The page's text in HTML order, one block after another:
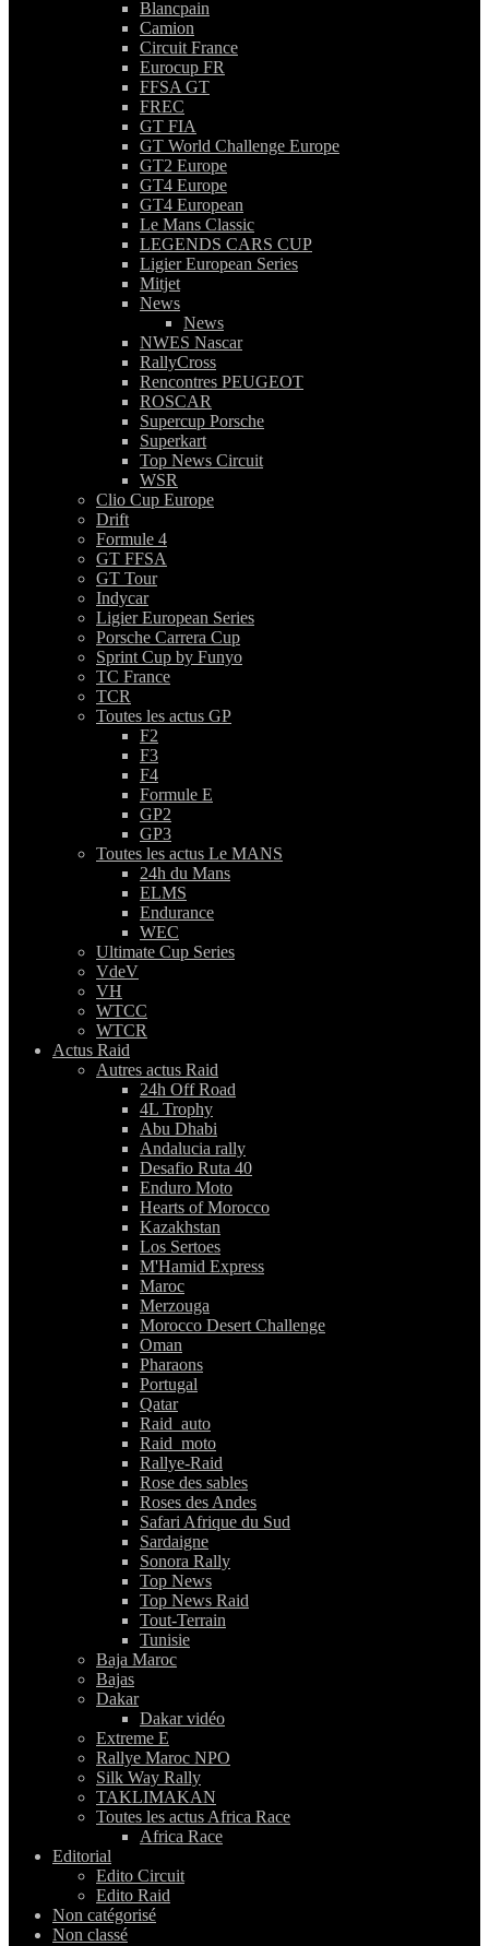
Blancpain
Camion
Circuit France
Eurocup FR
FFSA GT
FREC
GT FIA
GT World Challenge Europe
GT2 Europe
GT4 Europe
GT4 European
Le Mans Classic
LEGENDS CARS CUP
Ligier European Series
Mitjet
News
News
NWES Nascar
RallyCross
Rencontres PEUGEOT
ROSCAR
Supercup Porsche
Superkart
Top News Circuit
WSR
Clio Cup Europe
Drift
Formule 4
GT FFSA
GT Tour
Indycar
Ligier European Series
Porsche Carrera Cup
Sprint Cup by Funyo
TC France
TCR
Toutes les actus GP
F2
F3
F4
Formule E
GP2
GP3
Toutes les actus Le MANS
24h du Mans
ELMS
Endurance
WEC
Ultimate Cup Series
VdeV
VH
WTCC
WTCR
Actus Raid
Autres actus Raid
24h Off Road
4L Trophy
Abu Dhabi
Andalucia rally
Desafio Ruta 40
Enduro Moto
Hearts of Morocco
Kazakhstan
Los Sertoes
M'Hamid Express
Maroc
Merzouga
Morocco Desert Challenge
Oman
Pharaons
Portugal
Qatar
Raid_auto
Raid_moto
Rallye-Raid
Rose des sables
Roses des Andes
Safari Afrique du Sud
Sardaigne
Sonora Rally
Top News
Top News Raid
Tout-Terrain
Tunisie
Baja Maroc
Bajas
Dakar
Dakar vidéo
Extreme E
Rallye Maroc NPO
Silk Way Rally
TAKLIMAKAN
Toutes les actus Africa Race
Africa Race
Editorial
Edito Circuit
Edito Raid
Non catégorisé
Non classé